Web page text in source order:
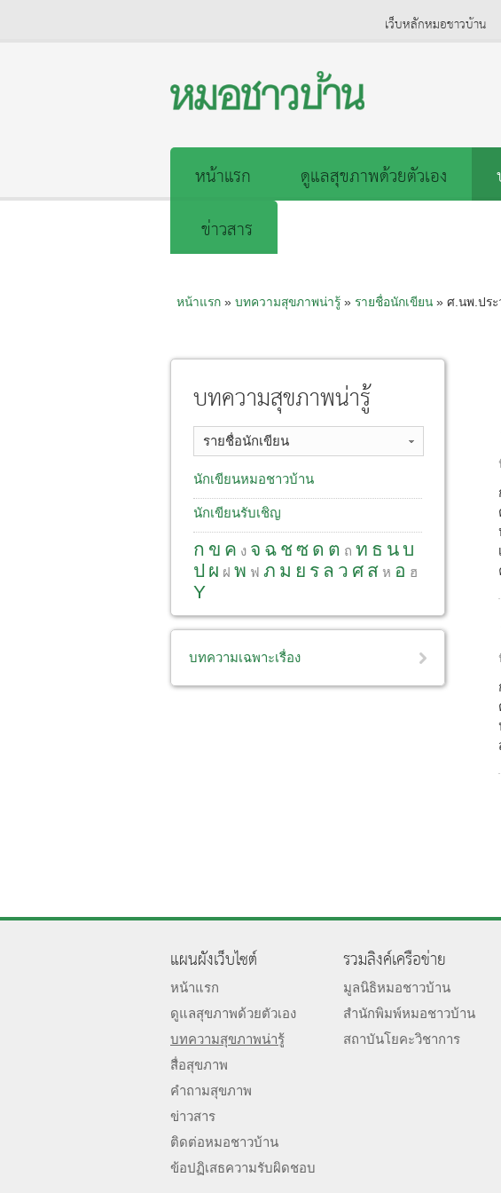
เว็บหลักหมอชาวบ้าน
หน้าแรก ดูแลสุขภาพด้วยตัวเอง
ข่าวสาร
หน้าแรก» บทความสุขภาพน่ารู้» รายชื่อนักเขียน» ศ.นพ.ประ
บทความสุขภาพน่ารู้
รายชื่อนักเขียน
นักเขียนหมอชาวบ้าน
นักเขียนรับเชิญ
ก ข ค ง จ ฉ ชซ ด ต ถ ท ธ นบ
ป ผ ฝ พ ฟ ภ ม ย ร ล ว ศ ส ห อ ฮ
Y
บทความเฉพาะเรื่อง
แผนผังเว็บไซต์
หน้าแรก
ดูแลสุขภาพด้วยตัวเอง
บทความสุขภาพน่ารู้
สื่อสุขภาพ
คำถามสุขภาพ
ข่าวสาร
ติดต่อหมอชาวบ้าน
ข้อปฏิเสธความรับผิดชอบ
รวมลิงค์เครือข่าย
มูลนิธิหมอชาวบ้าน
สำนักพิมพ์หมอชาวบ้าน
สถาบันโยคะวิชาการ